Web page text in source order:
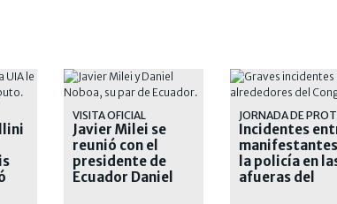
VISITA OFICIAL
Javier Milei se
reunió con el
presidente de
Ecuador Daniel
Incidentes
la policía en
afueras del